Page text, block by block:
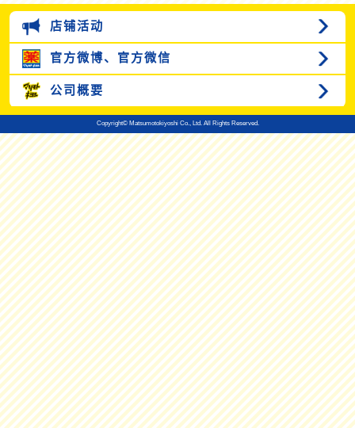
店铺活动
官方微博、 官方微信
公司概要
Copyright© Matsumotokiyoshi Co., Ltd. All Rights Reserved.